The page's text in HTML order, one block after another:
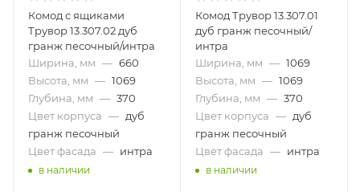
Комод с ящиками
Трувор 13.307.02 дуб
гранж песочный/интра
Ширина, мм — 660
Высота, мм — 1069
Глубина, мм — 370
Цвет корпуса — дуб
гранж песочный
Цвет фасада — интра
в наличии
Комод Трувор 13.307.01
дуб гранж песочный/
интра
Ширина, мм — 1069
Высота, мм — 1069
Глубина, мм — 370
Цвет корпуса — дуб
гранж песочный
Цвет фасада — интра
в наличии